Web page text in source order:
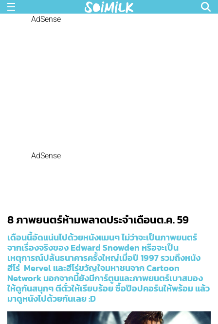
AdSense
AdSense
8 ภาพยนตร์ห้ามพลาดประจำเดือนต.ค. 59
เดือนนี้อัดแน่นไปด้วยหนังแมนๆ ไม่ว่าจะเป็นภาพยนตร์
จากเรื่องจริงของ Edward Snowden หรือจะเป็น
เหตุการณ์ปล้นธนาคารครั้งใหญ่เมื่อปี 1997 รวมถึงหนัง
ฮีโร่ Mervel และฮีโร่ขวัญใจมหาชนจาก Cartoon
Network นอกจากนี้ยังมีการ์ตูนและภาพยนตร์เบาสมอง
ให้ดูกันสนุกๆ ตีตั๋วให้เรียบร้อย ซื้อป๊อปคอร์นให้พร้อม แล้ว
มาดูหนังไปด้วยกันเลย :D